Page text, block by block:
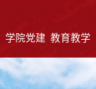
学院党建 教育教学